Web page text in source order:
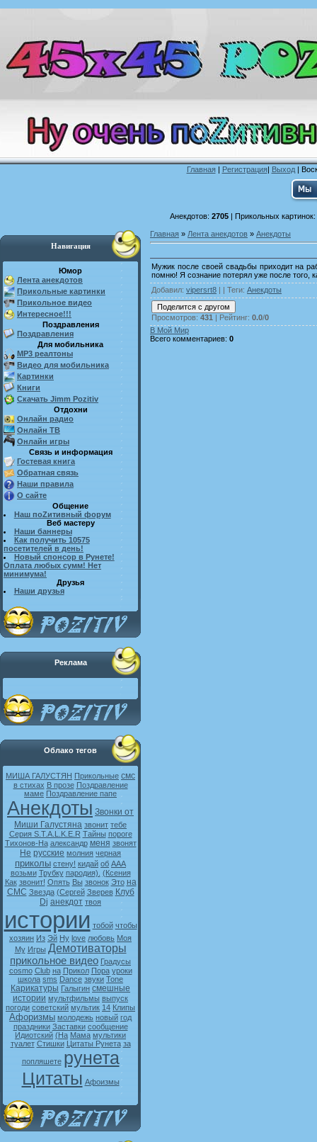
Главная| Регистрация| Выход|
Анекдотов: 2705| Прикольных картинок:
Навигация
Юмор
Лента анекдотов
Прикольные картинки
Прикольное видео
Интересное!!!
Поздравления
Поздравления
Для мобильника
MP3 реалтоны
Видео для мобильника
Картинки
Книги
Скачать Jimm Pozitiv
Отдохни
Онлайн радио
Онлайн ТВ
Онлайн игры
Связь и информация
Гостевая книга
Обратная связь
Наши правила
О сайте
Общение
Наш поZитивный форум
Веб мастеру
Наши баннеры
Как получить 10575
посетителей в день!
Новый спонсор в Рунете!
Оплата любых сумм! Нет
минимума!
Друзья
Наши друзья
Реклама
Облако тегов
МИША ГАЛУСТЯН Прикольные смс
в стихах В прозе Поздравление
маме Поздравление папе
Анекдоты Звонки от
Миши Галустяна звонит тебе
Серия S.T.A.L.K.E.R Тайны пороге
Тихонов-На александр меня звонят
Не русские молния черная
приколы стену! кидай об ААА
возьми Трубку пародия). (Ксения
Как звонит! Опять Вы звонок Это на
СМС Звезда (Сергей Зверев Клуб
Dj анекдот твоя
истории тобой чтобы
хозяин Из Эй Ну love любовь Моя
My Игры Демотиваторы
прикольное видео Градусы
cosmo Club на Прикол Пора уроки
школа sms Dance звуки Tone
Карикатуры Галыгин смешные
истории мультфильмы выпуск
погоди советский мультик 14 Клипы
Афоризмы молодежь новый год
праздники Заставки сообщение
Идиотский (На Мама мультики
туалет Стишки Цитаты Рунета за
попляшете рунета
Цитаты Афоизмы
Главная » Лента анекдотов » Анекдоты
Мужик после своей свадьбы приходит на
помню! Я сознание потерял уже после того,
Добавил: vipersrt8 | | Теги: Анекдоты
Просмотров: 431 | Рейтинг: 0.0/0
В Мой Мир
Всего комментариев: 0